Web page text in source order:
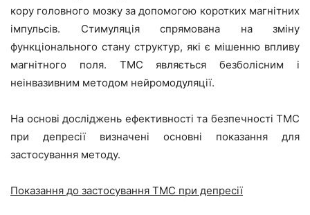
кору головного мозку за допомогою коротких магнітних
імпульсів. Стимуляція спрямована на зміну
функціонального стану структур, які є мішенню впливу
магнітного поля. ТМС являється безболісним і
неінвазивним методом нейромодуляції.
На основі досліджень ефективності та безпечності ТМС
при депресії визначені основні показання для
застосування методу.
Показання до застосування ТМС при депресії